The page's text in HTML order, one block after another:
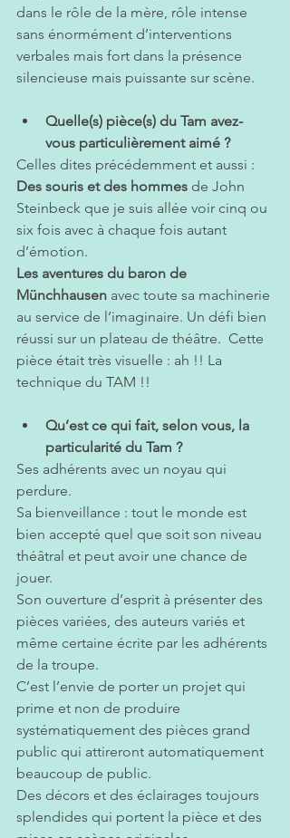
dans le rôle de la mère, rôle intense
sans énormément d’interventions
verbales mais fort dans la présence
silencieuse mais puissante sur scène.
Quelle(s) pièce(s) du Tam avez-
vous particulièrement aimé ?
Celles dites précédemment et aussi :
Des souris et des hommes de John
Steinbeck que je suis allée voir cinq ou
six fois avec à chaque fois autant
d’émotion.
Les aventures du baron de
Münchhausen avec toute sa machinerie
au service de l’imaginaire. Un défi bien
réussi sur un plateau de théâtre.  Cette
pièce était très visuelle : ah !! La
technique du TAM !!
Qu’est ce qui fait, selon vous, la
particularité du Tam ?
Ses adhérents avec un noyau qui
perdure.
Sa bienveillance : tout le monde est
bien accepté quel que soit son niveau
théâtral et peut avoir une chance de
jouer.
Son ouverture d’esprit à présenter des
pièces variées, des auteurs variés et
même certaine écrite par les adhérents
de la troupe.
C’est l’envie de porter un projet qui
prime et non de produire
systématiquement des pièces grand
public qui attireront automatiquement
beaucoup de public.
Des décors et des éclairages toujours
splendides qui portent la pièce et des